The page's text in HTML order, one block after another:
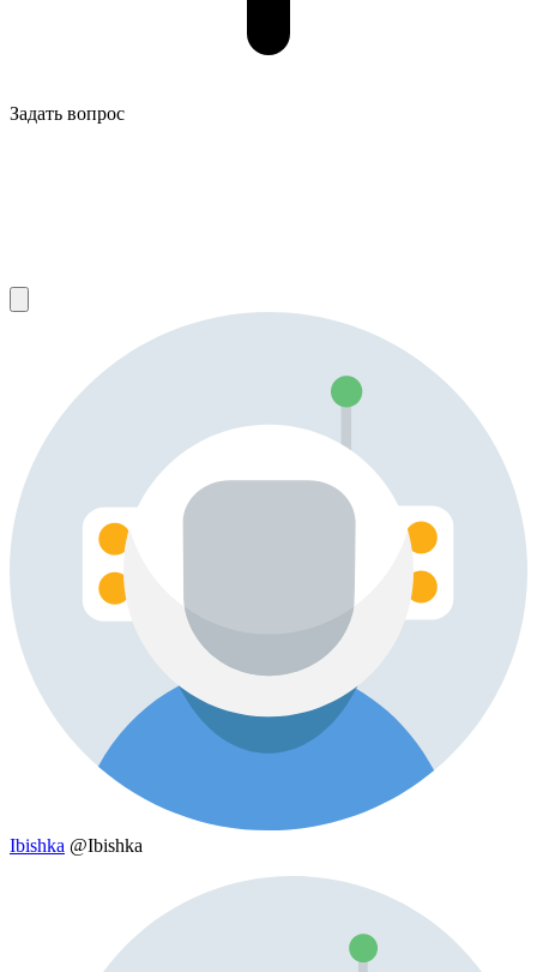
Задать вопрос
Ibishka @Ibishka